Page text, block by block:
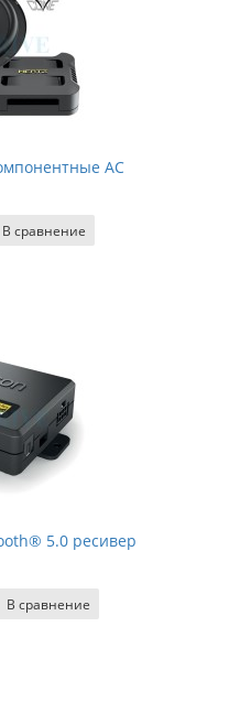
АС
В сравнение
5.0 ресивер
В сравнение